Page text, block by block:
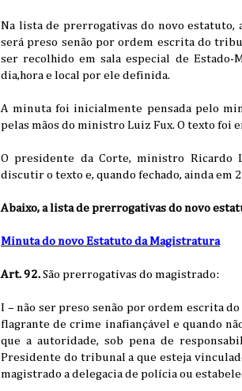
Na lista de prerrogativas do novo estatuto,
será preso senão por ordem escrita do
ser recolhido em sala especial de Estado-
dia,hora e local por ele definida.
A minuta foi inicialmente pensada pelo
pelas mãos do ministro Luiz Fux. O texto foi
O presidente da Corte, ministro Ricardo
discutir o texto e, quando fechado, ainda em
Abaixo, a lista de prerrogativas do novo
Minuta do novo Estatuto da Magistratura
Art. 92. São prerrogativas do magistrado:
I – não ser preso senão por ordem escrita
flagrante de crime inafiançável e quando
que a autoridade, sob pena de
Presidente do tribunal a que esteja
magistrado a delegacia de polícia ou